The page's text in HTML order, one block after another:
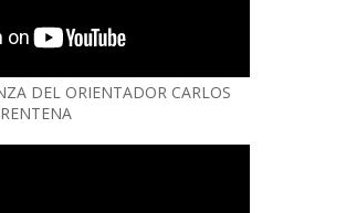
DEL ORIENTADOR CARLOS